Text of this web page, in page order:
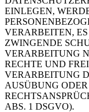
EINLEGEN,
VERARBEITEN,
ZWINGENDE
VERARBEITUNG
RECHTE UND
VERARBEITUNG
AUSÜBUNG
ABS. 1 DSGVO).